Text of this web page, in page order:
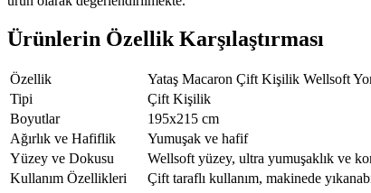
Ürünlerin Özellik Karşılaştırması
Özellik Yataş Macaron Çift Kişilik Wellsoft
Tipi
Çift Kişilik
Boyutlar
195x215 cm
Ağırlık ve Hafiflik
Yumuşak ve hafif
Yüzey ve Dokusu
Wellsoft yüzey, ultra yumuşaklık ve
Kullanım Özellikleri
Çift taraflı kullanım, makinede